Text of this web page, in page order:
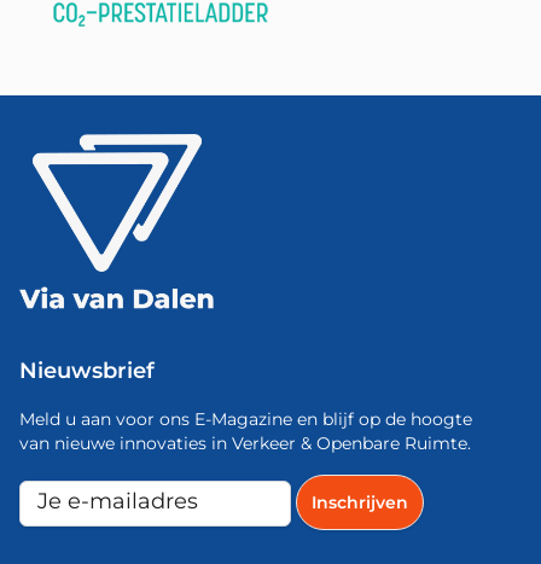
Nieuwsbrief
Meld u aan voor ons E-Magazine en blijf op de hoogte
van nieuwe innovaties in Verkeer & Openbare Ruimte.